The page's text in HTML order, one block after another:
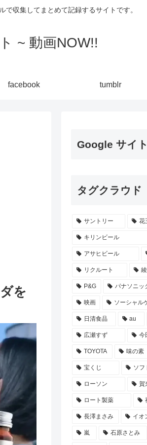
収集してまとめて記録するサイトです。
~ 動画NOW!!
facebook tumblr
を
Google サイ
タグクラウド
サントリー 花
キリンビール
アサヒビール
リクルート
P&G パナソニッ
映画 ソーシャル
日清食品 au
広瀬すず 今
TOYOTA 味の素
宝くじ ソフ
ローソン 賀
ロート製薬
長澤まさみ イオ
嵐 石原さとみ